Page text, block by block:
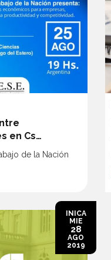
en Cs
y
Trabajo
de la Nación
INICA
MIE
28
AGO
2019